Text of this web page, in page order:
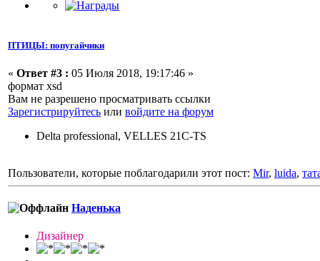
ПТИЦЫ: попугайчики
« Ответ #3 : 05 Июля 2018, 19:17:46 »
формат xsd
Вам не разрешено просматривать ссылки
Зарегистрируйтесь или войдите на форум
Delta professional, VELLES 21C-TS
Пользователи, которые поблагодарили этот пост: Mir, luida,
Наденька
Дизайнер